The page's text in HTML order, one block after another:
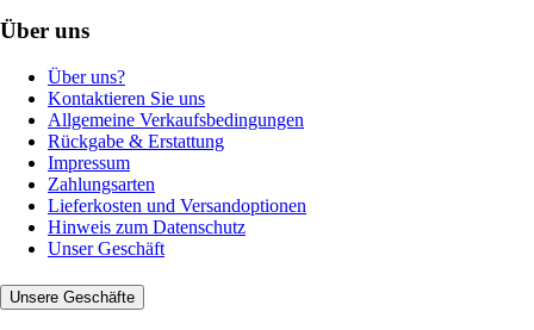
Über uns
Über uns?
Kontaktieren Sie uns
Allgemeine Verkaufsbedingungen
Rückgabe & Erstattung
Impressum
Zahlungsarten
Lieferkosten und Versandoptionen
Hinweis zum Datenschutz
Unser Geschäft
Unsere Geschäfte